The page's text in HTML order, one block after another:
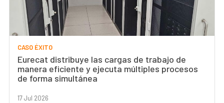
CASO ÉXITO
Eurecat distribuye las cargas de trabajo de
manera eficiente y ejecuta múltiples procesos
de forma simultánea
17 Jul 2026